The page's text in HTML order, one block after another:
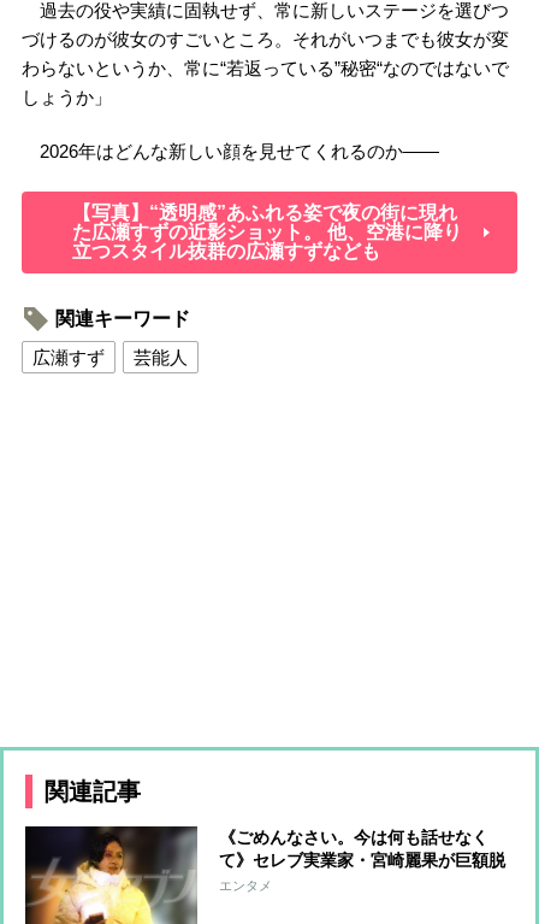
過去の役や実績に固執せず、常に新しいステージを選びつ
づけるのが彼女のすごいところ。それがいつまでも彼女が変
わらないというか、常に“若返っている”秘密“なのではないで
しょうか」
2026年はどんな新しい顔を見せてくれるのか――
【写真】“透明感”あふれる姿で夜の街に現れ
た広瀬すずの近影ショット。 他、空港に降り
立つスタイル抜群の広瀬すずなども
関連キーワード
広瀬すず
芸能人
関連記事
《ごめんなさい。今は何も話せなく
て》セレブ実業家・宮崎麗果が巨額脱
税で告発「億単位の架空の経費計上」
エンタメ